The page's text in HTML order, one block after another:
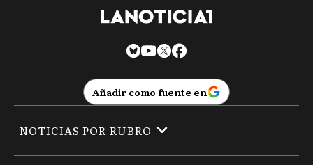
Añadir como fuente en
NOTICIAS POR RUBRO